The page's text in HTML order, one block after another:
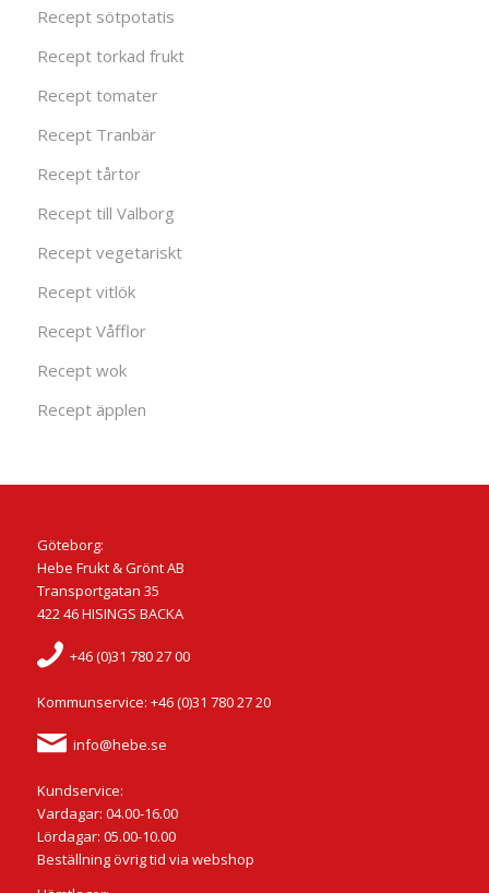
Recept sötpotatis
Recept torkad frukt
Recept tomater
Recept Tranbär
Recept tårtor
Recept till Valborg
Recept vegetariskt
Recept vitlök
Recept Våfflor
Recept wok
Recept äpplen
Göteborg:
Hebe Frukt & Grönt AB
Transportgatan 35
422 46 HISINGS BACKA
+46 (0)31 780 27 00
Kommunservice: +46 (0)31 780 27 20
info@hebe.se
Kundservice:
Vardagar: 04.00-16.00
Lördagar: 05.00-10.00
Beställning övrig tid via webshop